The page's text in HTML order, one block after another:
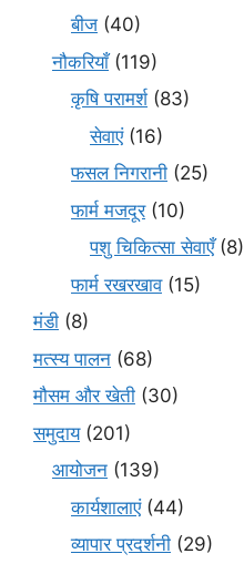
बीज (40)
नौकरियाँ(119)
कृषि परामर्श(83)
सेवाएं(16)
फसल निगरानी (25)
फार्म मजदूर(10)
पशु चिकित्सा सेवाएँ(8)
फार्म रखरखाव(15)
मंडी (8)
मत्स्य पालन (68)
मौसम और खेती (30)
समुदाय(201)
आयोजन (139)
कार्यशालाएं(44)
व्यापार प्रदर्शनी (29)